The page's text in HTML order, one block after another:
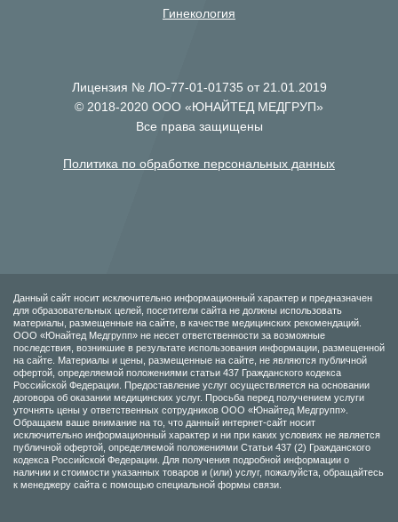
Гинекология
Лицензия № ЛО-77-01-01735 от 21.01.2019
© 2018-2020 ООО «ЮНАЙТЕД МЕДГРУП»
Все права защищены
Политика по обработке персональных данных
Данный сайт носит исключительно информационный характер и предназначен
для образовательных целей, посетители сайта не должны использовать
материалы, размещенные на сайте, в качестве медицинских рекомендаций.
ООО «Юнайтед Медгрупп» не несет ответственности за возможные
последствия, возникшие в результате использования информации, размещенной
на сайте. Материалы и цены, размещенные на сайте, не являются публичной
офертой, определяемой положениями статьи 437 Гражданского кодекса
Российской Федерации. Предоставление услуг осуществляется на основании
договора об оказании медицинских услуг. Просьба перед получением услуги
уточнять цены у ответственных сотрудников ООО «Юнайтед Медгрупп».
Обращаем ваше внимание на то, что данный интернет-сайт носит
исключительно информационный характер и ни при каких условиях не является
публичной офертой, определяемой положениями Статьи 437 (2) Гражданского
кодекса Российской Федерации. Для получения подробной информации о
наличии и стоимости указанных товаров и (или) услуг, пожалуйста, обращайтесь
к менеджеру сайта с помощью специальной формы связи.